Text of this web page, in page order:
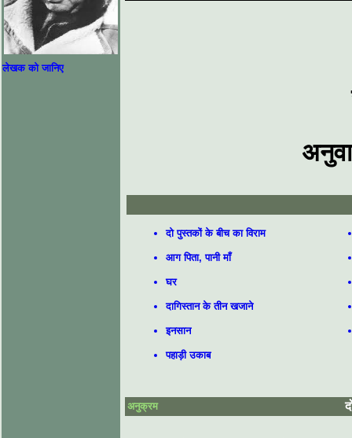
लेखक को जानिए
दो पुस्तकों के बीच का विराम
आग पिता, पानी माँ
घर
दागिस्तान के तीन खजाने
इनसान
पहाड़ी उकाब
अनुक्रम